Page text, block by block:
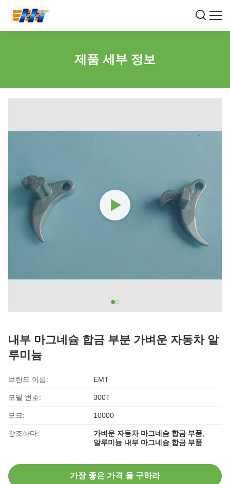
제품 세부 정보
내부 마그네슘 합금 부분 가벼운 자동차 알
루미늄
브랜드 이름: EMT
모델 번호: 300T
모크: 10000
강조하다: 가벼운 자동차 마그네슘 합금 부품
알루미늄 내부 마그네슘 합금 부품
가장 좋은 가격 을 구하라